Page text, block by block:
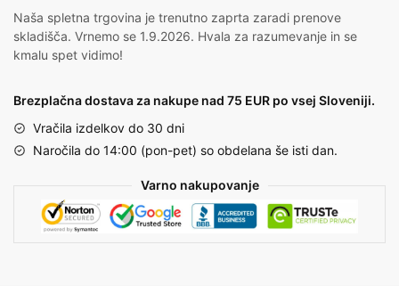
Naša spletna trgovina je trenutno zaprta zaradi prenove
skladišča. Vrnemo se 1.9.2026. Hvala za razumevanje in se
kmalu spet vidimo!
Brezplačna dostava za nakupe nad 75 EUR po vsej Sloveniji.
Vračila izdelkov do 30 dni
Naročila do 14:00 (pon-pet) so obdelana še isti dan.
Varno nakupovanje